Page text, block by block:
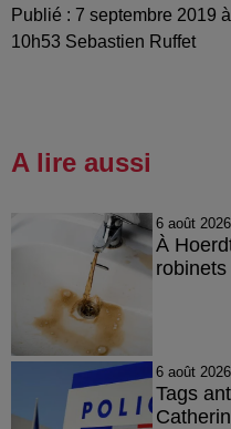
Publié : 7 septembre 2019
10h53 Sebastien Ruffet
A lire aussi
6 août 2026
À
robinets
6 août 2026
Tags